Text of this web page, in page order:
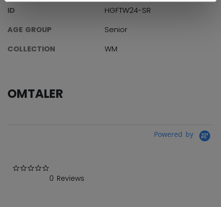
ID
HGFTW24-SR
AGE GROUP
Senior
COLLECTION
WM
OMTALER
Powered by
0 Reviews